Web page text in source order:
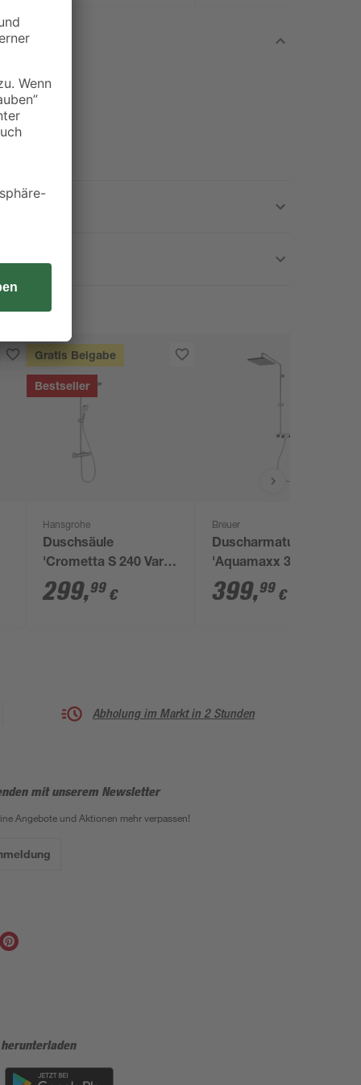
Gratis Beigabe
Bestseller
Hansgrohe
Duschsäule
'Crometta S 240 Varia'
mit Thermostat
299,99 €
Breuer
Duscharmatur
'Aquamaxx 340' mit
Glasablage,
Thermostat, eckige
399,99 €
Abholung im Markt in 2 Stunden
mit unserem Newsletter
Angebote und Aktionen mehr verpassen!